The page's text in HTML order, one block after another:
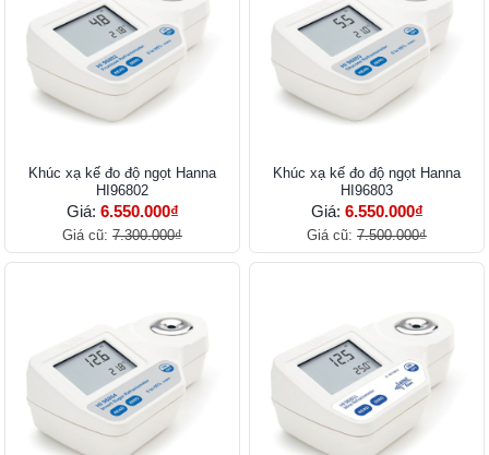
Khúc xạ kế đo độ ngọt Hanna
HI96802
Giá: 6.550.000₫
Giá cũ: 7.300.000₫
Khúc xạ kế đo độ ngọt Hanna
HI96803
Giá: 6.550.000₫
Giá cũ: 7.500.000₫